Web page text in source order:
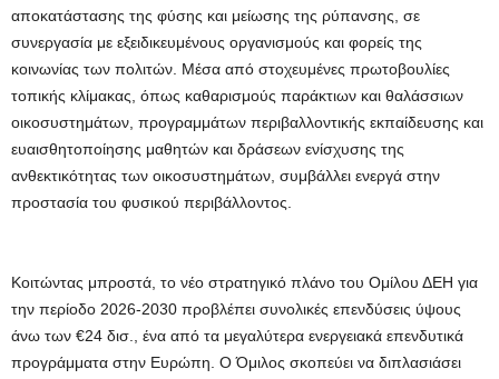
αποκατάστασης της φύσης και μείωσης της ρύπανσης, σε
συνεργασία με εξειδικευμένους οργανισμούς και φορείς της
κοινωνίας των πολιτών. Μέσα από στοχευμένες πρωτοβουλίες
τοπικής κλίμακας, όπως καθαρισμούς παράκτιων και θαλάσσιων
οικοσυστημάτων, προγραμμάτων περιβαλλοντικής εκπαίδευσης και
ευαισθητοποίησης μαθητών και δράσεων ενίσχυσης της
ανθεκτικότητας των οικοσυστημάτων, συμβάλλει ενεργά στην
προστασία του φυσικού περιβάλλοντος.
Κοιτώντας μπροστά, το νέο στρατηγικό πλάνο του Ομίλου ΔΕΗ για
την περίοδο 2026-2030 προβλέπει συνολικές επενδύσεις ύψους
άνω των €24 δισ., ένα από τα μεγαλύτερα ενεργειακά επενδυτικά
προγράμματα στην Ευρώπη. Ο Όμιλος σκοπεύει να διπλασιάσει